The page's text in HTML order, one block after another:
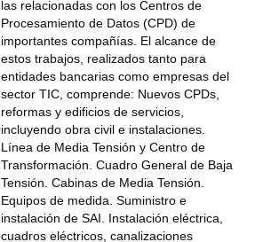
las relacionadas con los Centros de
Procesamiento de Datos (CPD) de
importantes compañías. El alcance de
estos trabajos, realizados tanto para
entidades bancarias como empresas del
sector TIC, comprende: Nuevos CPDs,
reformas y edificios de servicios,
incluyendo obra civil e instalaciones.
Línea de Media Tensión y Centro de
Transformación. Cuadro General de Baja
Tensión. Cabinas de Media Tensión.
Equipos de medida. Suministro e
instalación de SAI. Instalación eléctrica,
cuadros eléctricos, canalizaciones